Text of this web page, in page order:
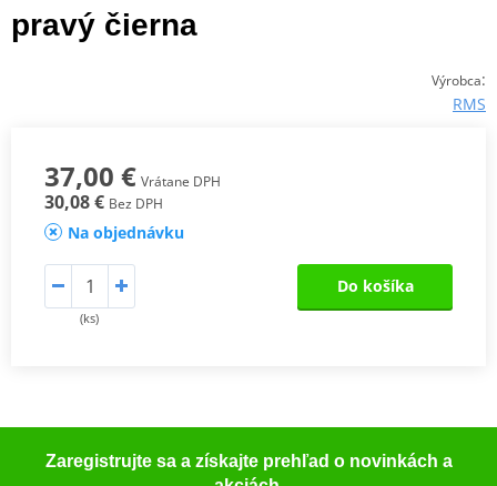
pravý čierna
Výrobca:
RMS
37,00 € Vrátane DPH
30,08 € Bez DPH
Na objednávku
(ks)
Do košíka
Zaregistrujte sa a získajte prehľad o novinkách a